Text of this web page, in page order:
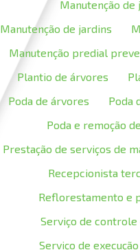
Manutenção de
Manutenção de jardins
Manutenção predial
Plantio de árvores
Poda de árvores
Poda
Poda e remoção
Prestação de serviços de
Recepcionista
Reflorestamento e
Serviço de controle
Serviço de